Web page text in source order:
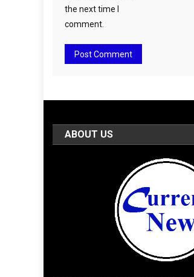
the next time I
comment.
ABOUT US